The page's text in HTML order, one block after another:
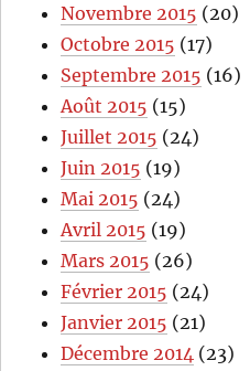
Novembre 2015 (20)
Octobre 2015 (17)
Septembre 2015 (16)
Août 2015 (15)
Juillet 2015 (24)
Juin 2015 (19)
Mai 2015 (24)
Avril 2015 (19)
Mars 2015 (26)
Février 2015 (24)
Janvier 2015 (21)
Décembre 2014 (23)